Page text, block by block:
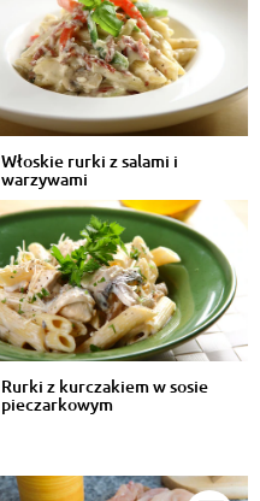
Włoskie rurki z salami i
warzywami
Rurki z kurczakiem w sosie
pieczarkowym